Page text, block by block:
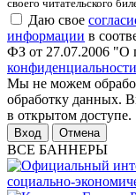
своего читательского
Даю свое
информации в
ФЗ от 27.07.2006 "О
конфиденциальности
Мы не можем
обработку данных.
в открытом доступе.
Отмена
ВСЕ БАННЕРЫ